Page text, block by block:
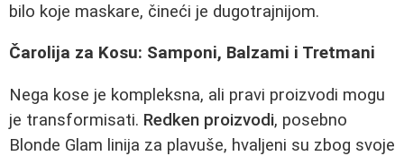
bilo koje maskare, čineći je dugotrajnijom.
Čarolija za Kosu: Samponi, Balzami i Tretmani
Negа kose je kompleksna, ali pravi proizvodi mogu
je transformisati. Redken proizvodi, posebno
Blonde Glam linija za plavuše, hvaljeni su zbog svoje